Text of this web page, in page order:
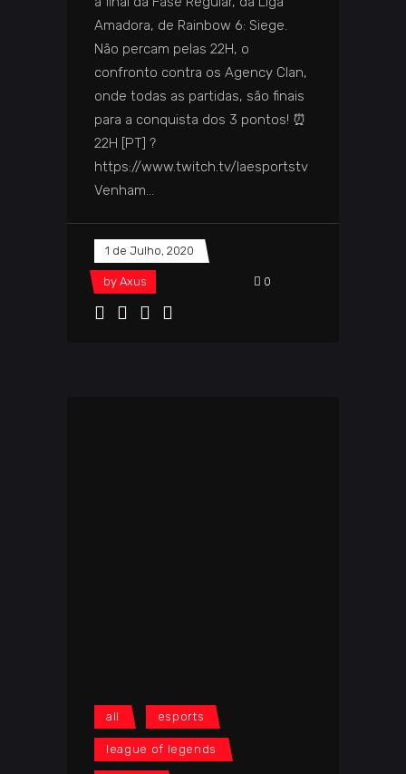
Amadora, de Rainbow 6: Siege.
Não percam pelas 22H, o
confronto contra os Agency Clan,
onde todas as partidas, são finais
para a conquista dos 3 pontos! ⏰
22H [PT] ?
https://www.twitch.tv/laesportstv
Venham
1 de Julho, 2020
by Axus 0
all esports
league of legends